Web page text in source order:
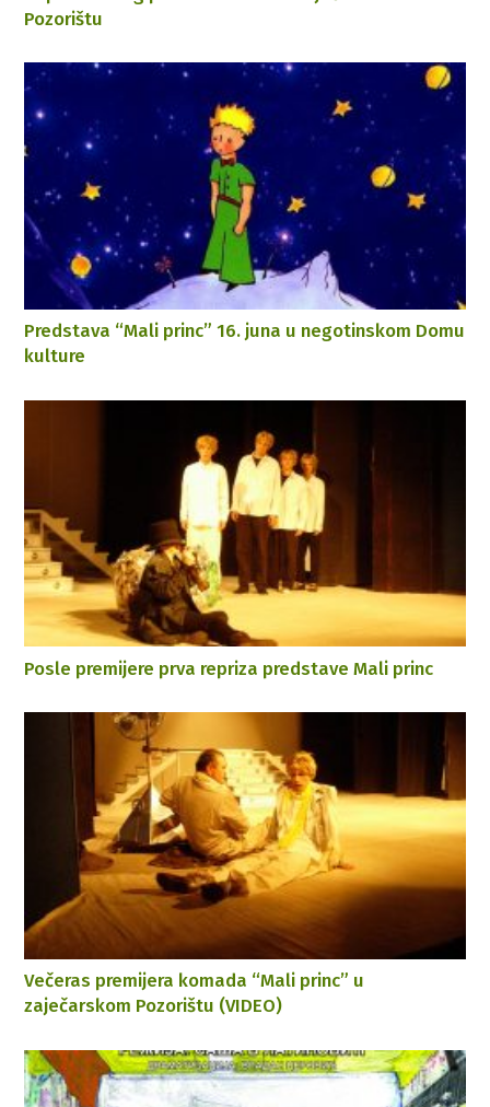
Pozorištu
Predstava “Mali princ” 16. juna u negotinskom Domu
kulture
Posle premijere prva repriza predstave Mali princ
Večeras premijera komada “Mali princ” u
zaječarskom Pozorištu (VIDEO)